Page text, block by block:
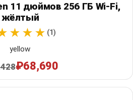
11 дюймов 256 ГБ Wi‑Fi,
жёлтый
(1)
yellow
₽68,690